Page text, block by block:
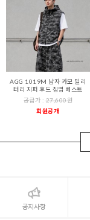
AGG 1019M 남자 카모 밀리
터리 지퍼 후드 집업 베스트
공급가 :27,600원
회원공개
공지사항